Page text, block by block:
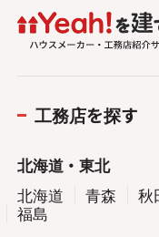
工務店を探す
北海道・東北
北海道
青森 秋
福島